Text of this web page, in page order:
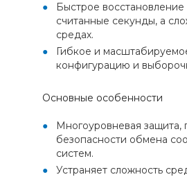
Быстрое
считанные секунды, а
средах.
Гибкое и
конфигурацию и
Основные особенности
Многоуровневая
безопасности обмена
систем.
Устраняет сложность